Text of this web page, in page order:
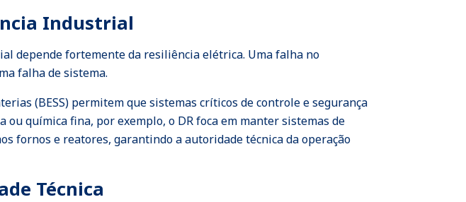
Industrial
depende fortemente da resiliência elétrica. Uma falha no
falha de sistema.
(BESS) permitem que sistemas críticos de controle e segurança
química fina, por exemplo, o DR foca em manter sistemas de
fornos e reatores, garantindo a autoridade técnica da operação
Técnica